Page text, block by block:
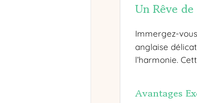
Un Rêve
Immergez-
anglaise
l’harmonie.
Avantages